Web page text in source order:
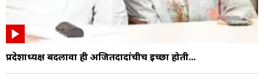
प्रदेशाध्यक्ष बदलावा ही अजितदादांचीच इच्छा होती...